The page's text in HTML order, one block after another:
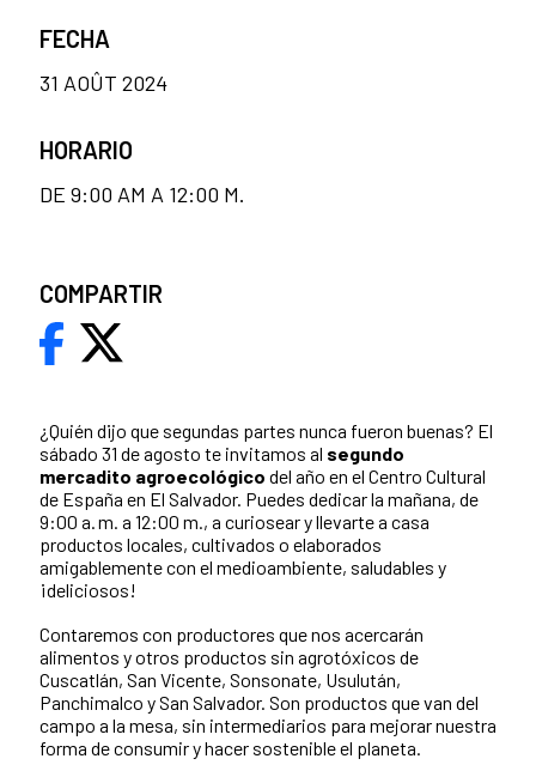
¿Quién dijo que segundas partes nunca fueron buenas? El
sábado 31 de agosto te invitamos al segundo
mercadito agroecológico del año en el Centro Cultural
de España en El Salvador. Puedes dedicar la mañana, de
9:00 a. m. a 12:00 m., a curiosear y llevarte a casa
productos locales, cultivados o elaborados
amigablemente con el medioambiente, saludables y
¡deliciosos!
Contaremos con productores que nos acercarán
alimentos y otros productos sin agrotóxicos de
Cuscatlán, San Vicente, Sonsonate, Usulután,
Panchimalco y San Salvador. Son productos que van del
campo a la mesa, sin intermediarios para mejorar nuestra
forma de consumir y hacer sostenible el planeta.
FECHA
31 AOÛT 2024
HORARIO
DE 9:00 AM A 12:00 M.
COMPARTIR